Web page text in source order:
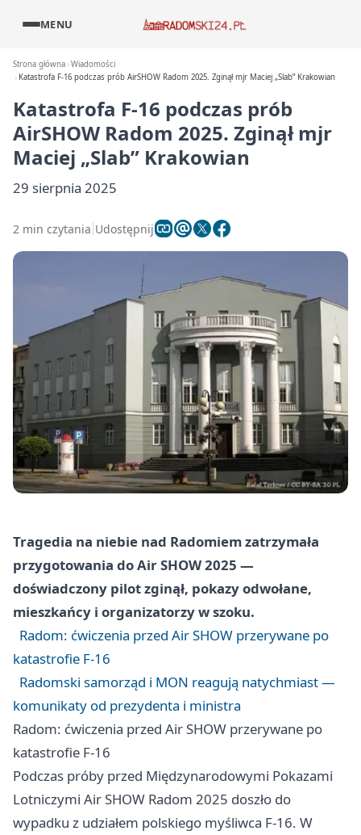
MENU
Strona główna Wiadomości
Katastrofa F-16 podczas prób AirSHOW Radom 2025. Zginął mjr Maciej „Slab” Krakowian
Katastrofa F-16 podczas prób
AirSHOW Radom 2025. Zginął mjr
Maciej „Slab” Krakowian
29 sierpnia 2025
2 min czytania Udostępnij
Tragedia na niebie nad Radomiem zatrzymała
przygotowania do Air SHOW 2025 —
doświadczony pilot zginął, pokazy odwołane,
mieszkańcy i organizatorzy w szoku.
Radom: ćwiczenia przed Air SHOW przerywane po
katastrofie F-16
Radomski samorząd i MON reagują natychmiast —
komunikaty od prezydenta i ministra
Radom: ćwiczenia przed Air SHOW przerywane po
katastrofie F-16
Podczas próby przed Międzynarodowymi Pokazami
Lotniczymi Air SHOW Radom 2025 doszło do
wypadku z udziałem polskiego myśliwca F-16. W